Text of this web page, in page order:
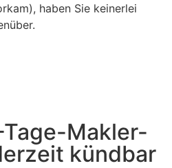
haben Sie keinerlei
Makler-
kündbar